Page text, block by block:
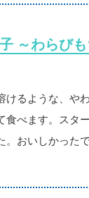
～わらびも
けるような、や
食べます。スタ
。おいしかった